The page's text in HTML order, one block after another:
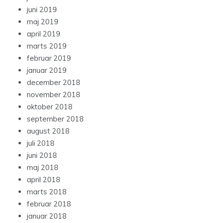
juni 2019
maj 2019
april 2019
marts 2019
februar 2019
januar 2019
december 2018
november 2018
oktober 2018
september 2018
august 2018
juli 2018
juni 2018
maj 2018
april 2018
marts 2018
februar 2018
januar 2018